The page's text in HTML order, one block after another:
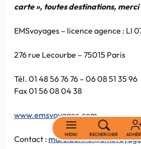
carte », toutes destinations, merci
EMSvoyages – licence agence : LI
276 rue Lecourbe – 75015 Paris
Tél. 01 48 56 76 76 – 06 08 51 35 96
Fax 01 56 08 04 38
www.emsvoyages.com
Contact : MENU RECHERCHER